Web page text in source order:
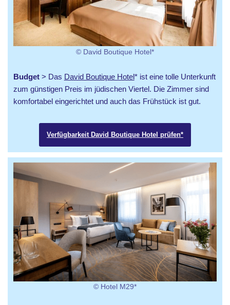
© David Boutique Hotel*
Budget > Das David Boutique Hotel* ist eine tolle Unterkunft
zum günstigen Preis im jüdischen Viertel. Die Zimmer sind
komfortabel eingerichtet und auch das Frühstück ist gut.
Verfügbarkeit David Boutique Hotel prüfen*
© Hotel M29*